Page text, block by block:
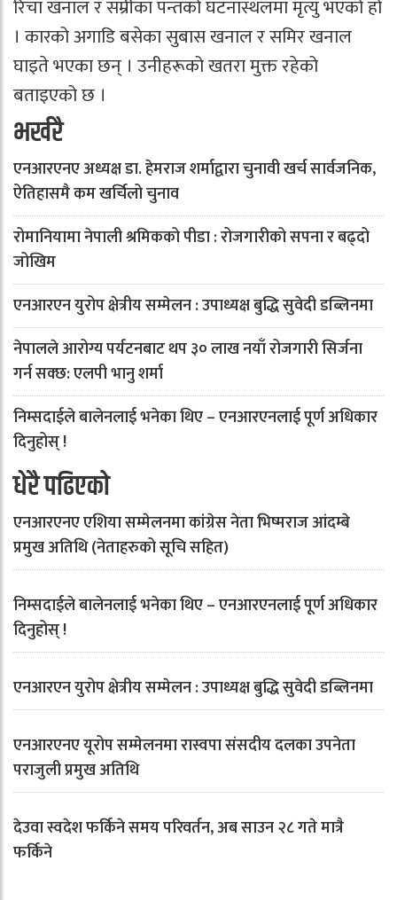
रिचा खनाल र सम्रीका पन्तको घटनास्थलमा मृत्यु भएको हो
। कारको अगाडि बसेका सुबास खनाल र समिर खनाल
घाइते भएका छन् । उनीहरूको खतरा मुक्त रहेको
बताइएको छ ।
भर्खरै
एनआरएनए अध्यक्ष डा. हेमराज शर्माद्वारा चुनावी खर्च सार्वजनिक,
ऐतिहासमै कम खर्चिलो चुनाव
रोमानियामा नेपाली श्रमिकको पीडा : रोजगारीको सपना र बढ्दो
जोखिम
एनआरएन युरोप क्षेत्रीय सम्मेलन : उपाध्यक्ष बुद्धि सुवेदी डब्लिनमा
नेपालले आरोग्य पर्यटनबाट थप ३० लाख नयाँ रोजगारी सिर्जना
गर्न सक्छ: एलपी भानु शर्मा
निम्सदाईले बालेनलाई भनेका थिए – एनआरएनलाई पूर्ण अधिकार
दिनुहोस् !
धेरै पढिएको
एनआरएनए एशिया सम्मेलनमा कांग्रेस नेता भिष्मराज आंदम्बे
प्रमुख अतिथि (नेताहरुको सूचि सहित)
निम्सदाईले बालेनलाई भनेका थिए – एनआरएनलाई पूर्ण अधिकार
दिनुहोस् !
एनआरएन युरोप क्षेत्रीय सम्मेलन : उपाध्यक्ष बुद्धि सुवेदी डब्लिनमा
एनआरएनए यूरोप सम्मेलनमा रास्वपा संसदीय दलका उपनेता
पराजुली प्रमुख अतिथि
देउवा स्वदेश फर्किने समय परिवर्तन, अब साउन २८ गते मात्रै
फर्किने